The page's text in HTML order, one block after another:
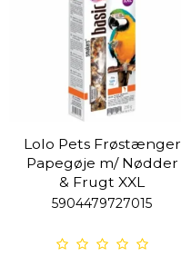
Lolo Pets Frøstænger
Papegøje m/ Nødder
& Frugt XXL
5904479727015